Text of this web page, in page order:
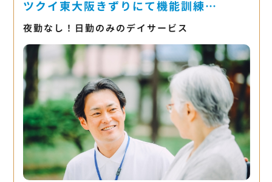
ツクイ東大阪きずりにて機能訓練…
夜勤なし！日勤のみのデイサービス